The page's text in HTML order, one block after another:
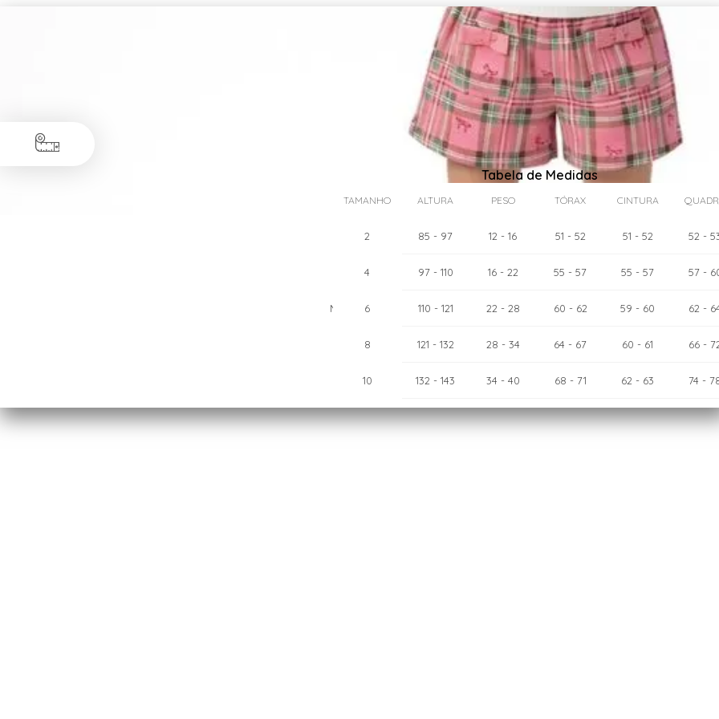
Tabela de Medidas
TAMANHO ALTURA PESO TÓRAX CINTURA
2 85 - 97 12 - 16 51 - 52 51 - 52 52 -
4 97- 110 16- 22 55 - 57 55 - 57 57-
6 110 - 121 22 - 28 60 - 62 59 - 60 62 -
8 121 - 132 28 - 34 64 - 67 60 - 61 66 -
10 132 - 143 34 - 40 68 - 71 62 - 63 74 -
12 143- 154 40- 46 71- 75 63- 65 78-
Medidas: